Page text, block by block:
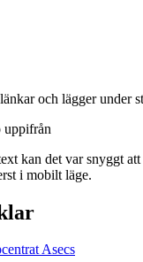
och lägger under
kan det var snyggt
i mobilt läge.